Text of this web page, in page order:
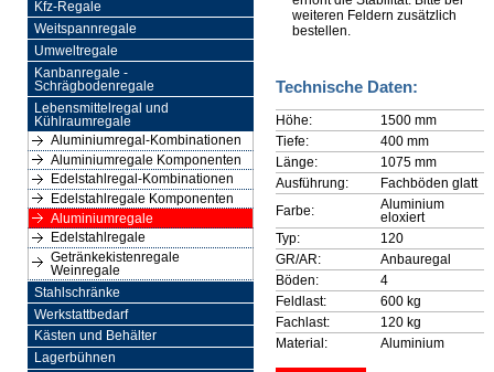
Kfz-Regale
Weitspannregale
Umweltregale
Kanbanregale -
Schrägbodenregale
Lebensmittelregal und
Kühlraumregale
Aluminiumregal-Kombinationen
Aluminiumregale Komponenten
Edelstahlregal-Kombinationen
Edelstahlregale Komponenten
Aluminiumregale
Edelstahlregale
Getränkekistenregale
Weinregale
Stahlschränke
Werkstattbedarf
Kästen und Behälter
Lagerbühnen
weiteren Feldern zusätzlich
bestellen.
Technische Daten:
Höhe:
1500 mm
Tiefe:
400 mm
Länge:
1075 mm
Ausführung:
Fachböden glatt
Farbe:
Aluminium
eloxiert
Typ:
120
GR/AR:
Anbauregal
Böden:
4
Feldlast:
600 kg
Fachlast:
120 kg
Material:
Aluminium